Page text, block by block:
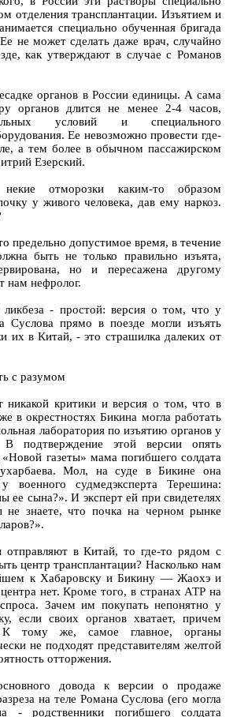
отделения трансплантации. Изъятием и
специально обученная бригада
не может сделать даже врач, случайно
как утверждают в случае с Романов
органов в России единицы. А сама
органов длится не менее 2-4 часов,
условий и специального
Ее невозможно провести где-
а тем более в обычном пассажирском
Езерский.
отморозки каким-то образом
у живого человека, дав ему наркоз.
предельно допустимое время, в течение
быть не только правильно изъята,
но и пересажена другому
нам нефролог.
ликбеза - простой: версия о том, что у
Суслова прямо в поезде могли изъять
их в Китай, - это страшилка далеких от
с разумом
никакой критики и версия о том, что в
в окрестностях Бикина могла работать
лаборатория по изъятию органов у
В подтверждение этой версии опять
газеты» мама погибшего солдата
Мол, на суде в Бикине она
у военного судмедэксперта Терешина:
ее сына?». И эксперт ей при свидетелях
не знаете, что почка на черном рынке
отправляют в Китай, то где-то рядом с
центр трансплантации? Насколько нам
к Хабаровску и Бикину — Жаохэ и
нет. Кроме того, в странах АТР на
Зачем им покупать непонятно у
если своих органов хватает, причем
тому же, самое главное, органы
не подходят представителям желтой
отторжения.
довода к версии о продаже
на теле Романа Суслова (его могла
- родственники погибшего солдата